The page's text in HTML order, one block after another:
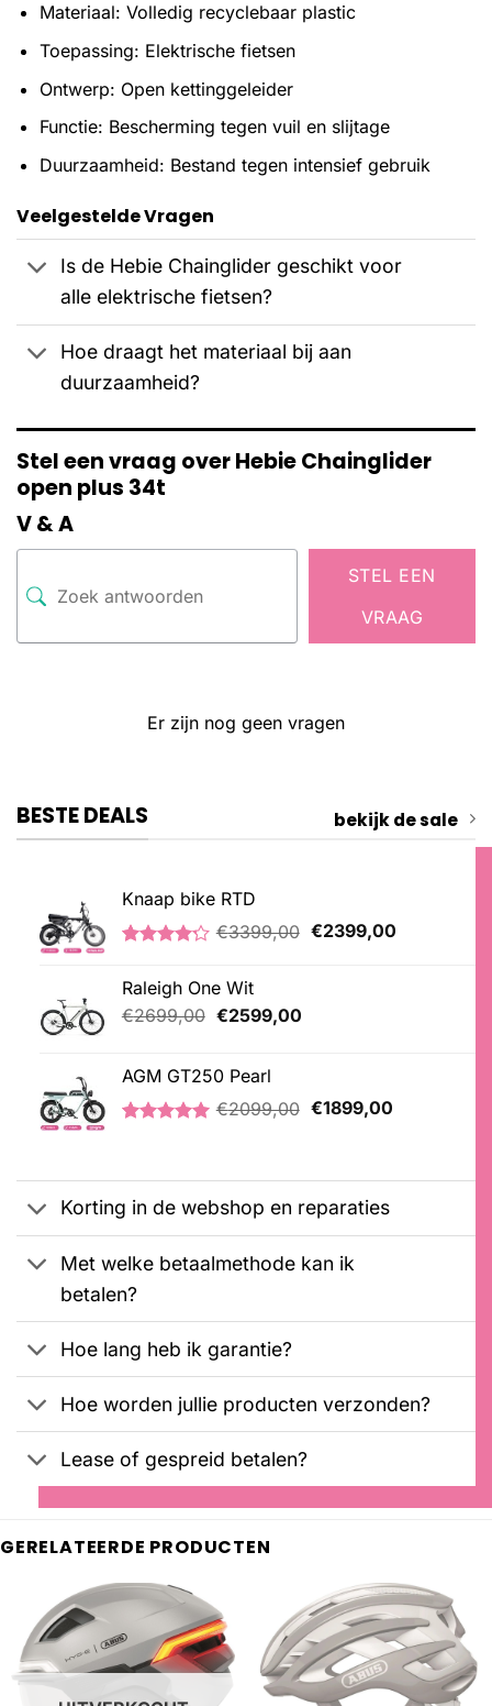
Materiaal: Volledig recyclebaar plastic
Toepassing: Elektrische fietsen
Ontwerp: Open kettinggeleider
Functie: Bescherming tegen vuil en slijtage
Duurzaamheid: Bestand tegen intensief gebruik
Veelgestelde Vragen
Is de Hebie Chainglider geschikt voor
alle elektrische fietsen?
Hoe draagt het materiaal bij aan
duurzaamheid?
Stel een vraag over Hebie Chainglider
open plus 34t
V & A
STEL EEN
VRAAG
Er zijn nog geen vragen
BESTE DEALS bekijk de sale
Knaap bike RTD
gebaseerd
op
klantbeoordelingen
€3399,00 Oorspronkelijke
€2399,00Huidige
Raleigh One Wit
€2699,00 Oorspronkelijke
€2699,00.
€2599,00Huidige
AGM GT250 Pearl
klantbeoordelingen
€2099,00 Oorspronkelijke
€1899,00Huidige
Korting in de webshop en reparaties
Met welke betaalmethode kan ik
betalen?
Hoe lang heb ik garantie?
Hoe worden jullie producten verzonden?
Lease of gespreid betalen?
GERELATEERDE PRODUCTEN